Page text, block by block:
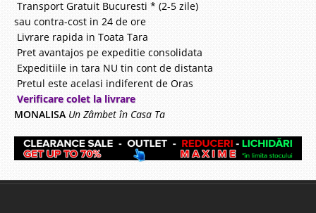
Transport Gratuit Bucuresti * (2-5 zile)
sau contra-cost in 24 de ore
Livrare rapida in Toata Tara
Pret avantajos pe expeditie consolidata
Expeditiile in tara NU tin cont de distanta
Pretul este acelasi indiferent de Oras
Verificare colet la livrare
MONALISA Un Zâmbet în Casa Ta